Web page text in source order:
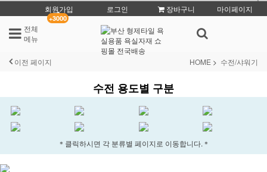
회원가입
+3000
로그인 장바구니
마이페이지
전체
메뉴
이전 페이지 HOME 수전/샤워기
수전 용도별 구분
＊클릭하시면 각 분류별 페이지로 이동합니다.＊